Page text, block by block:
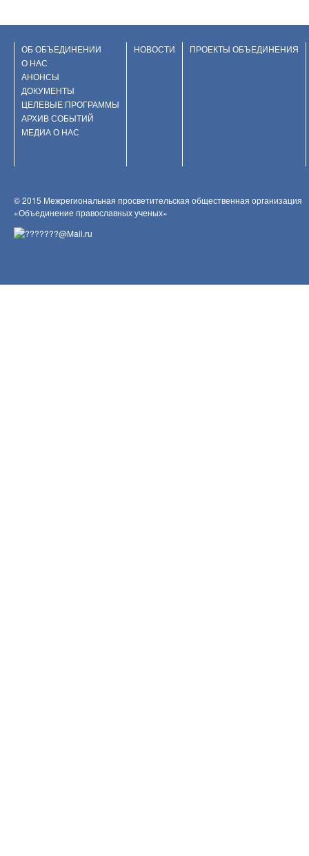
ОБ ОБЪЕДИНЕНИИ
О НАС
АНОНСЫ
ДОКУМЕНТЫ
ЦЕЛЕВЫЕ ПРОГРАММЫ
АРХИВ СОБЫТИЙ
МЕДИА О НАС
НОВОСТИ ПРОЕКТЫ ОБЪЕДИНЕНИЯ
© 2015 Межрегиональная просветительская общественная организация
«Объединение православных ученых»